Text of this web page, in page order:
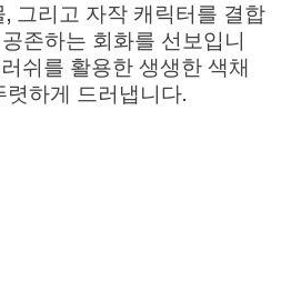
그리고 자작 캐릭터를 결합
존하는 회화를 선보입니
쉬를 활용한 생생한 색채
하게 드러냅니다.